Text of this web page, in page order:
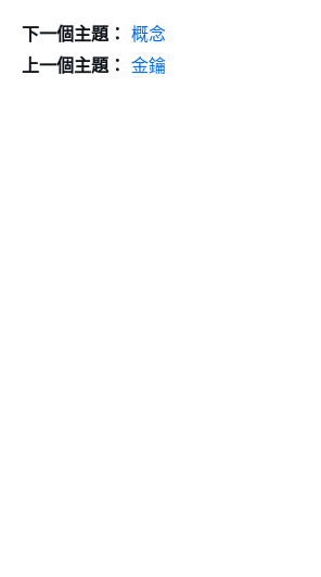
下一個主題： 概念
上一個主題： 金鑰